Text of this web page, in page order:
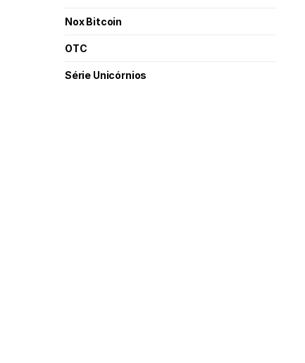
Nox Bitcoin
OTC
Série Unicórnios